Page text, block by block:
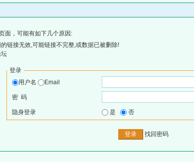
面，可能有如下几个原因:
链接无效,可能链接不完整,或数据已被删除!
登录
用户名
Email
密 码
隐身登录 是 否
找回密码